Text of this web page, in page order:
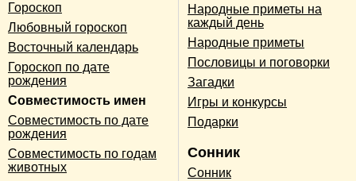
Гороскоп
Любовный гороскоп
Восточный календарь
Гороскоп по дате
рождения
Совместимость имен
Совместимость по дате
рождения
Совместимость по годам
животных
Народные приметы на
каждый день
Народные приметы
Пословицы и поговорки
Загадки
Игры и конкурсы
Подарки
Сонник
Сонник